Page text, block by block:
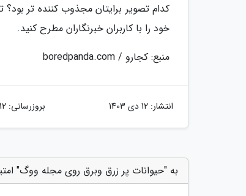
کدام تصویر برایتان مجذوب کننده تر بود؟
خود را با کاربران خبرنگاران مطرح کنید.
منبع: کجارو / boredpanda.com
انتشار: 12 دی 1403 بروزرسانی: 12 دی 1403
به "حیوانات پر زرق وبرق روی مجله ووگ"